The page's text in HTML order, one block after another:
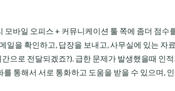
바일 오피스 + 커뮤니케이션 툴 쪽에 좀더 점수
일을 확인하고, 답장을 보내고, 사무실에 있는 자
으로 전달되겠죠?). 급한 문제가 발생했을때 인
통해서 서로 통화하고 도움을 받을 수 있으며,